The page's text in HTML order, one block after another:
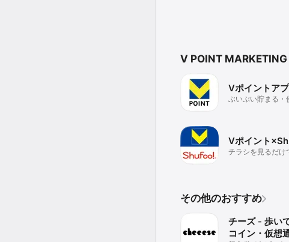
V POINT
Vポイントア
ぶいぶい貯まる・
Vポイント
チラシを見るだけ
その他のおすすめ
チーズ - 歩い
コイン・仮想